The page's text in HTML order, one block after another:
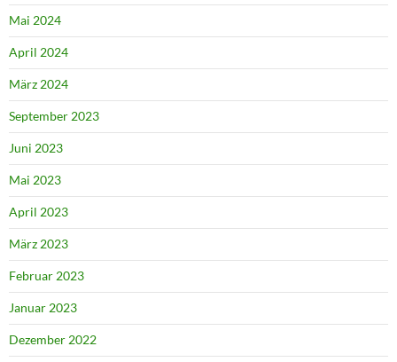
Mai 2024
April 2024
März 2024
September 2023
Juni 2023
Mai 2023
April 2023
März 2023
Februar 2023
Januar 2023
Dezember 2022